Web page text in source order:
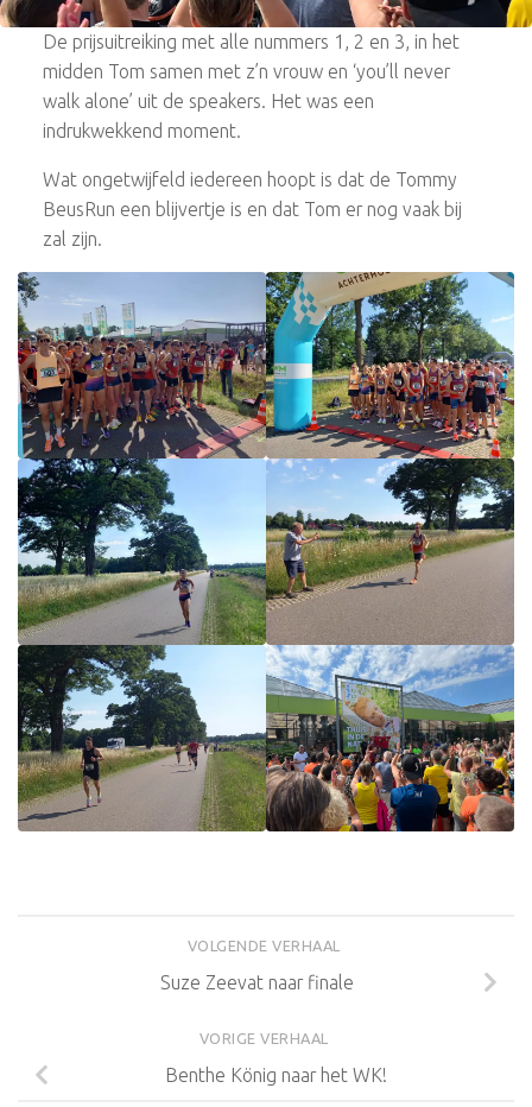
De prijsuitreiking met alle nummers 1, 2 en 3, in het
midden Tom samen met z’n vrouw en ‘you’ll never
walk alone’ uit de speakers. Het was een
indrukwekkend moment.
Wat ongetwijfeld iedereen hoopt is dat de Tommy
BeusRun een blijvertje is en dat Tom er nog vaak bij
zal zijn.
VOLGENDE VERHAAL
Suze Zeevat naar finale
VORIGE VERHAAL
Benthe König naar het WK!